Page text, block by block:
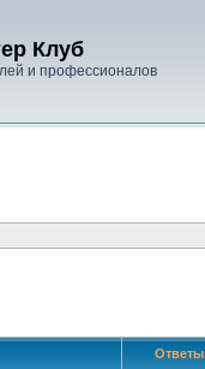
Клуб
и профессионалов
Ответы